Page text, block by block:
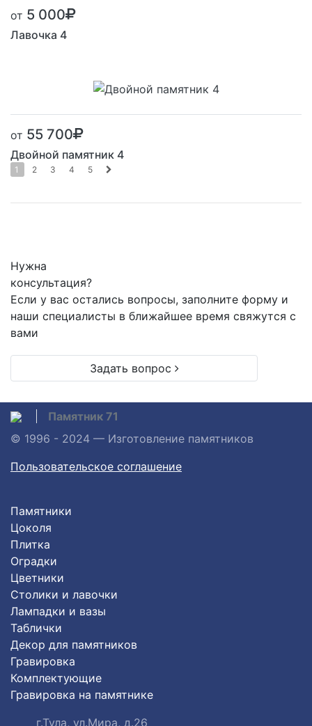
от 5 000
Лавочка 4
от 55 700
Двойной памятник 4
1 2 3 4 5
Нужна
консультация?
Если у вас остались вопросы, заполните форму и
наши специалисты в ближайшее время свяжутся с
вами
Задать вопрос
Памятник 71
© 1996 - 2024 — Изготовление памятников
Пользовательское соглашение
Памятники
Цоколя
Плитка
Оградки
Цветники
Столики и лавочки
Лампадки и вазы
Таблички
Декор для памятников
Гравировка
Комплектующие
Гравировка на памятнике
г.Тула, ул.Мира, д.26